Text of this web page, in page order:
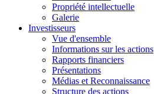
Propriété intellectuelle
Galerie
Investisseurs
Vue d'ensemble
Informations sur les actions
Rapports financiers
Présentations
Médias et Reconnaissance
Structure des actions